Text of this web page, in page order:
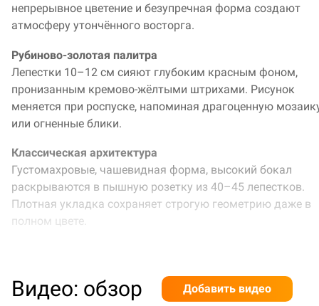
непрерывное цветение и безупречная форма создают
атмосферу утончённого восторга.
Рубиново-золотая палитра
Лепестки 10–12 см сияют глубоким красным фоном,
пронизанным кремово-жёлтыми штрихами. Рисунок
меняется при роспуске, напоминая драгоценную
или огненные блики.
Классическая архитектура
Густомахровые, чашевидная форма, высокий бокал
раскрываются в пышную розетку из 40–45 лепестков.
Плотная укладка сохраняет строгую геометрию даже в
полном цвете.
разваливающийся силуэт. Тёмно-зелёная полуглянцевая
листва создаёт живой контраст, подчёркивая пёстрость
Видео: обзор Добавить видео